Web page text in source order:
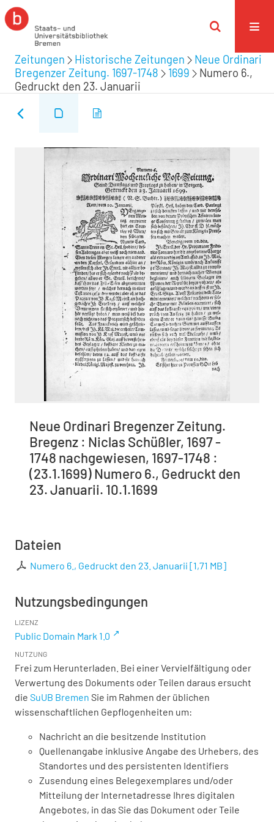
Zeitungen Historische Zeitungen
Neue Ordinari
Bregenzer Zeitung. 1697-1748
1699
Numero 6.,
Gedruckt den 23. Januarii
Neue Ordinari Bregenzer Zeitung.
Bregenz : Niclas Schüßler, 1697 -
1748 nachgewiesen, 1697-1748 :
(23.1.1699) Numero 6., Gedruckt den
23. Januarii. 10.1.1699
Dateien
Numero 6., Gedruckt den 23. Januarii [1,71 MB]
Nutzungsbedingungen
LIZENZ
Public Domain Mark 1.0
NUTZUNG
Frei zum Herunterladen. Bei einer Vervielfältigung oder
Verwertung des Dokuments oder Teilen daraus ersucht
die SuUB Bremen Sie im Rahmen der üblichen
wissenschaftlichen Gepflogenheiten um:
Nachricht an die besitzende Institution
Quellenangabe inklusive Angabe des Urhebers, des
Standortes und des persistenten Identifiers
Zusendung eines Belegexemplares und/oder
Mitteilung der Internetadresse Ihres digitalen
Angebotes, in das Sie das Dokument oder Teile